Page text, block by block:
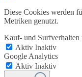
Diese Cookies werden
Metriken genutzt.
Kauf- und
Aktiv Inaktiv
Google Analytics
Aktiv Inaktiv